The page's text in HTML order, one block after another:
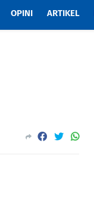
OPINI ARTIKEL